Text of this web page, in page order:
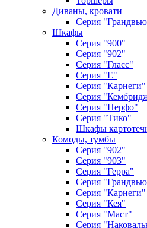
Диваны, кровати
Серия
Шкафы
Серия "900"
Серия "902"
Серия "Гласс"
Серия "Е"
Серия "Карнеги"
Серия
Серия "Перфо"
Серия "Тико"
Шкафы
Комоды, тумбы
Серия "902"
Серия "903"
Серия "Герра"
Серия
Серия "Карнеги"
Серия "Кея"
Серия "Маст"
Серия